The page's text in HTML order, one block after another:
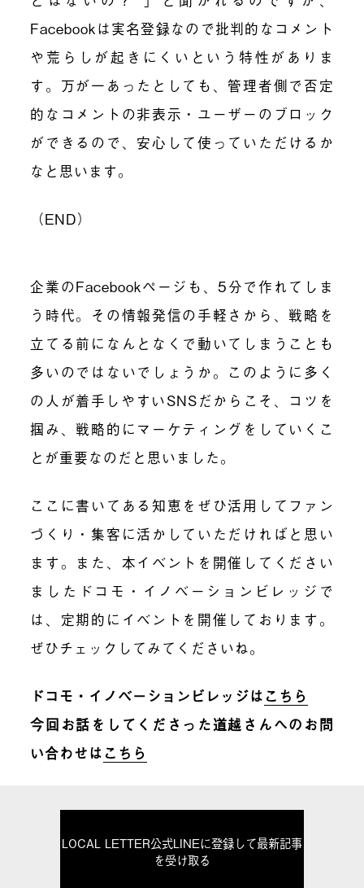
Facebookは実名登録なので批判的なコメント
や荒らしが起きにくいという特性がありま
す。万が一あったとしても、管理者側で否定
的なコメントの非表示・ユーザーのブロック
ができるので、安心して使っていただけるか
なと思います。
（END）
企業のFacebookページも、5分で作れてしま
う時代。その情報発信の手軽さから、戦略を
立てる前になんとなくで動いてしまうことも
多いのではないでしょうか。このように多く
の人が着手しやすいSNSだからこそ、コツを
掴み、戦略的にマーケティングをしていくこ
とが重要なのだと思いました。
ここに書いてある知恵をぜひ活用してファン
づくり・集客に活かしていただければと思い
ます。また、本イベントを開催してください
ましたドコモ・イノベーションビレッジで
は、定期的にイベントを開催しております。
ぜひチェックしてみてくださいね。
ドコモ・イノベーションビレッジは こちら
今回お話をしてくださった道越さんへのお問
い合わせは こちら
LOCAL LETTER公式LINEに登録して最新記事
を受け取る